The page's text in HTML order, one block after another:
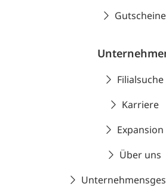
Gutscheine
Filialsuche
Karriere
Expansion
Über uns